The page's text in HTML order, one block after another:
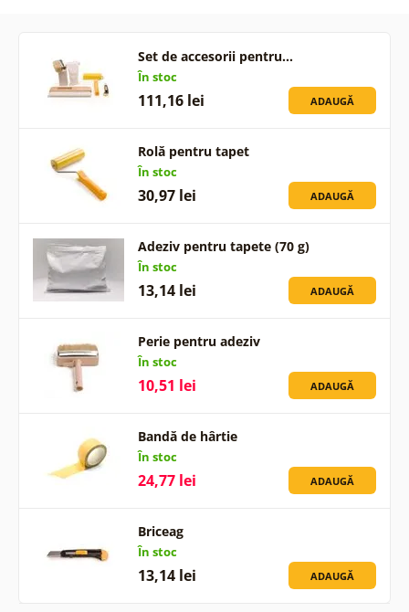
Set de accesorii pentru…
În stoc
111,16 lei ADAUGĂ
Rolă pentru tapet
În stoc
30,97 lei ADAUGĂ
Adeziv pentru tapete (70 g)
În stoc
13,14 lei ADAUGĂ
Perie pentru adeziv
În stoc
10,51 lei ADAUGĂ
Bandă de hârtie
În stoc
24,77 lei ADAUGĂ
Briceag
În stoc
13,14 lei ADAUGĂ